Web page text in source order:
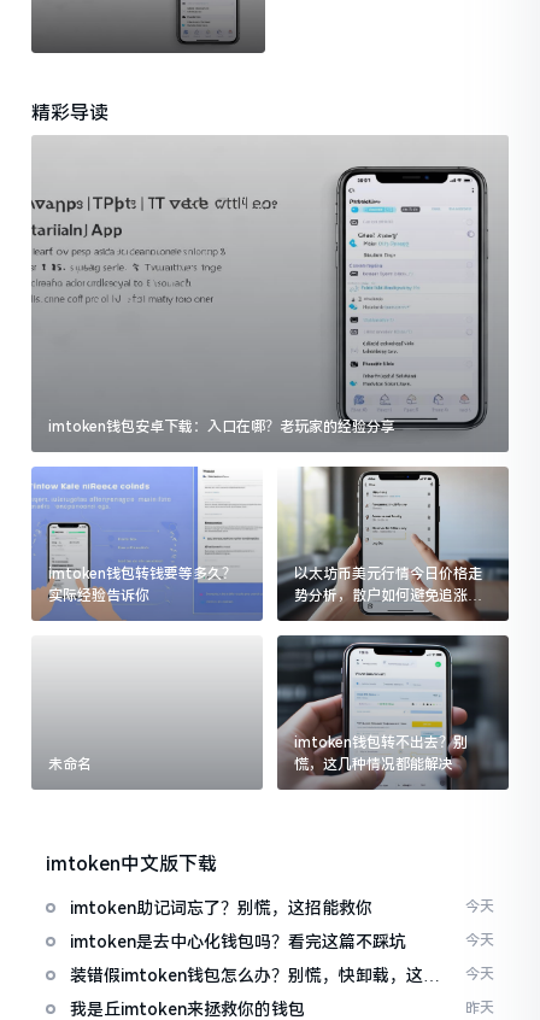
一文给你说清楚
精彩导读
imtoken钱包安卓下载：入口在哪？老玩家的经验分享
imtoken钱包转钱要等多久？
实际经验告诉你
以太坊币美元行情今日价格走
势分析，散户如何避免追涨杀
跌被套牢
未命名
imtoken钱包转不出去？别
慌，这几种情况都能解决
imtoken中文版下载
imtoken助记词忘了？别慌，这招能救你 今天
imtoken是去中心化钱包吗？看完这篇不踩坑 今天
装错假imtoken钱包怎么办？别慌，快卸载，这几
招能救急
今天
我是丘imtoken来拯救你的钱包 昨天